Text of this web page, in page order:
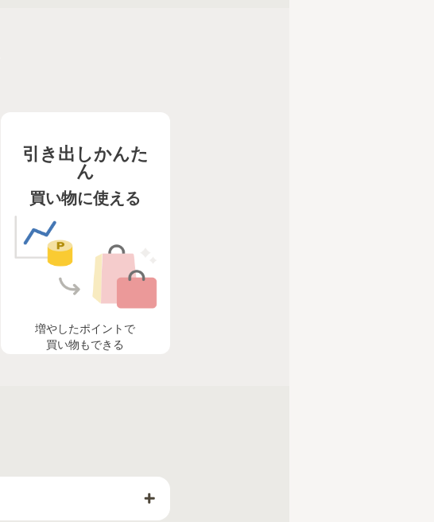
引き出しかんた
ん
買い物に使える
増やしたポイントで
買い物もできる